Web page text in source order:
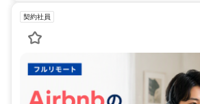
契約社員